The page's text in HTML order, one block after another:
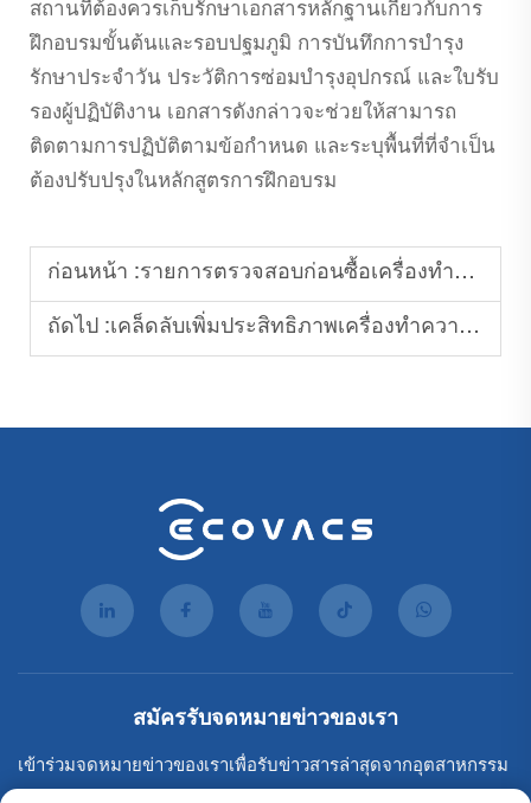
สถานที่ต้องควรเก็บรักษาเอกสารหลักฐานเกี่ยวกับการ
ฝึกอบรมขั้นต้นและรอบปฐมภูมิ การบันทึกการบำรุง
รักษาประจำวัน ประวัติการซ่อมบำรุงอุปกรณ์ และใบรับ
รองผู้ปฏิบัติงาน เอกสารดังกล่าวจะช่วยให้สามารถ
ติดตามการปฏิบัติตามข้อกำหนด และระบุพื้นที่ที่จำเป็น
ต้องปรับปรุงในหลักสูตรการฝึกอบรม
ก่อนหน้า :รายการตรวจสอบก่อนซื้อเครื่องทำความสะอาดพื้นเชิงพาณิชย์
ถัดไป :เคล็ดลับเพิ่มประสิทธิภาพเครื่องทำความสะอาดพื้นเชิงพาณิชย์
สมัครรับจดหมายข่าวของเรา
เข้าร่วมจดหมายข่าวของเราเพื่อรับข่าวสารล่าสุดจากอุตสาหกรรม